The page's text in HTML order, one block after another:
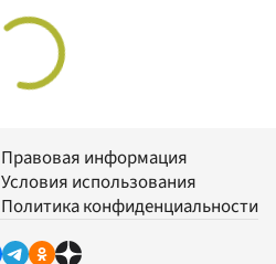
Правовая информация
Условия использования
Политика конфиденциальности